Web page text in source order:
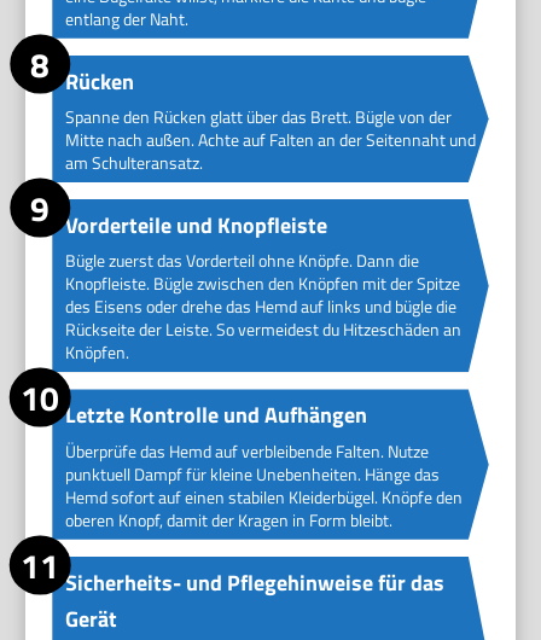
entlang der Naht.
Rücken
Spanne den Rücken glatt über das Brett. Bügle von der
Mitte nach außen. Achte auf Falten an der Seitennaht und
am Schulteransatz.
Vorderteile und Knopfleiste
Bügle zuerst das Vorderteil ohne Knöpfe. Dann die
Knopfleiste. Bügle zwischen den Knöpfen mit der Spitze
des Eisens oder drehe das Hemd auf links und bügle die
Rückseite der Leiste. So vermeidest du Hitzeschäden an
Knöpfen.
Letzte Kontrolle und Aufhängen
Überprüfe das Hemd auf verbleibende Falten. Nutze
punktuell Dampf für kleine Unebenheiten. Hänge das
Hemd sofort auf einen stabilen Kleiderbügel. Knöpfe den
oberen Knopf, damit der Kragen in Form bleibt.
Sicherheits- und Pflegehinweise für das
Gerät